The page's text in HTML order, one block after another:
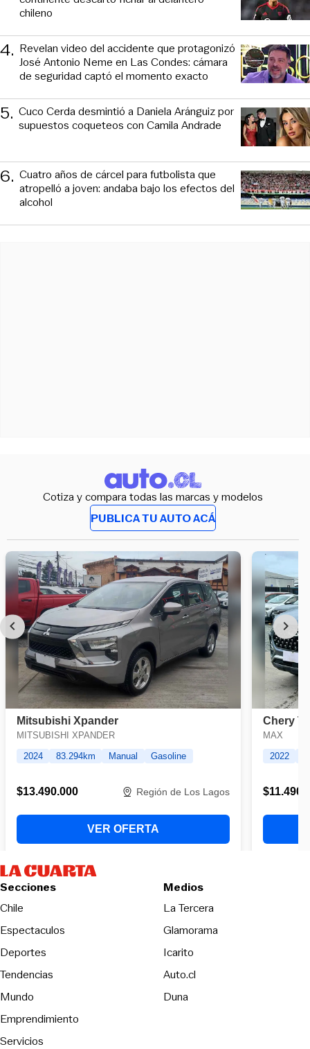
chileno
4. Revelan video del accidente que protagonizó
José Antonio Neme en Las Condes: cámara
de seguridad captó el momento exacto
5. Cuco Cerda desmintió a Daniela Aránguiz por
supuestos coqueteos con Camila Andrade
6. Cuatro años de cárcel para futbolista que
atropelló a joven: andaba bajo los efectos del
alcohol
Cotiza y compara todas las marcas y modelos
PUBLICA TU AUTO ACÁ
Secciones
Chile
Espectaculos
Deportes
Tendencias
Mundo
Emprendimiento
Servicios
Medios
La TerceraOpens in new
Glamorama
Icarito
Auto.cl
DunaOpens in new window